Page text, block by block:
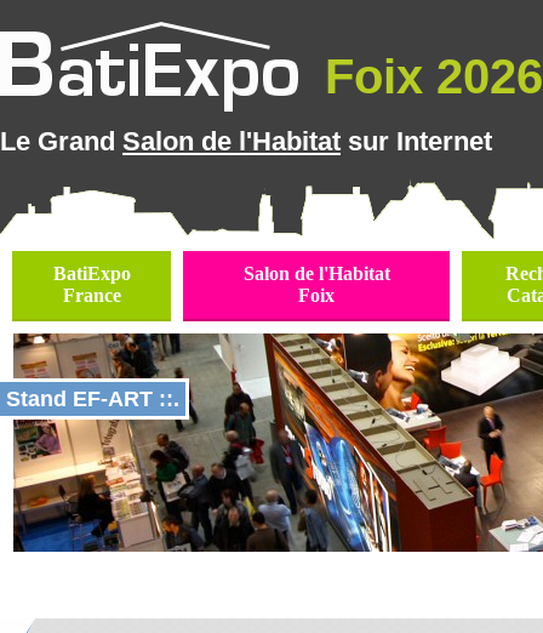
Foix
Le Grand Salon de l'Habitat sur Internet
BatiExpo
France
Salon de l'Habitat
Foix
Stand EF-ART ::.